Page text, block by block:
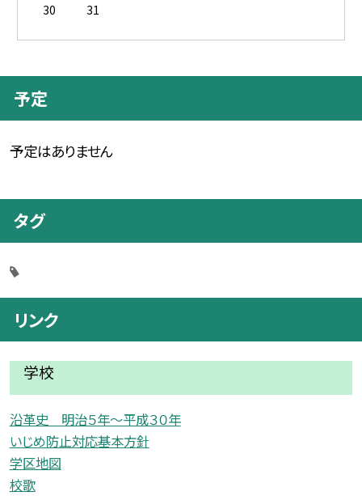
30
31
予定
予定はありません
タグ
リンク
学校
沿革史 明治５年〜平成３０年
いじめ防止対応基本方針
学区地図
校歌